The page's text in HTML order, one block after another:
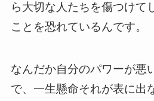
ら大切な人たちを傷つけて
ことを恐れているんです。
なんだか自分のパワーが悪
で、一生懸命それが表に出